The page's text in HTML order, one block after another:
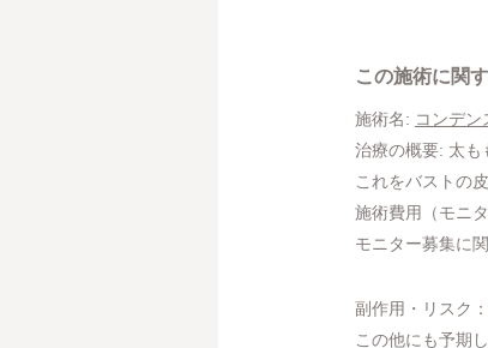
この施術に関
施術名: コンデン
治療の概要: 太も
これをバストの
施術費用（モニ
モニター募集に
副作用・リスク
この他にも予期